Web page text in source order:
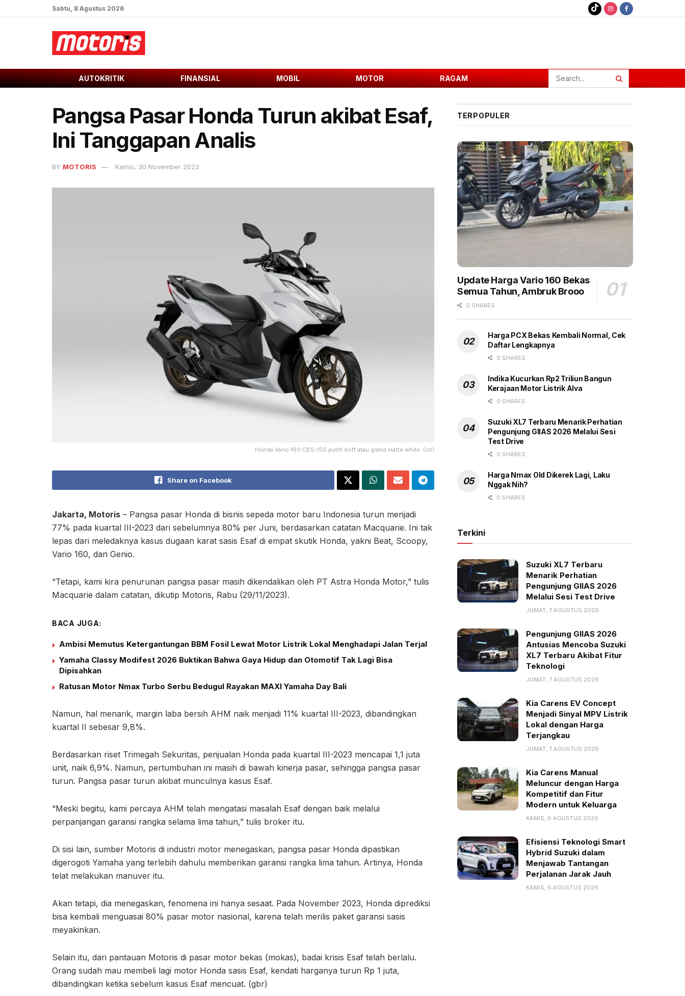
Sabtu, 8 Agustus 2026
AUTOKRITIK FINANSIAL MOBIL MOTOR RAGAM
Pangsa Pasar Honda Turun akibat Esaf,
Ini Tanggapan Analis
BY MOTORIS Kamis, 30 November 2023
Honda Vario 160 CBS-ISS putih doff atau grand matte white. (ist)
Share on Facebook
Jakarta, Motoris – Pangsa pasar Honda di bisnis sepeda motor baru Indonesia turun menjadi
77% pada kuartal III-2023 dari sebelumnya 80% per Juni, berdasarkan catatan Macquarie. Ini tak
lepas dari meledaknya kasus dugaan karat sasis Esaf di empat skutik Honda, yakni Beat, Scoopy,
Vario 160, dan Genio.
“Tetapi, kami kira penurunan pangsa pasar masih dikendalikan oleh PT Astra Honda Motor,” tulis
Macquarie dalam catatan, dikutip Motoris, Rabu (29/11/2023).
BACA JUGA:
Ambisi Memutus Ketergantungan BBM Fosil Lewat Motor Listrik Lokal Menghadapi Jalan Terjal
Yamaha Classy Modifest 2026 Buktikan Bahwa Gaya Hidup dan Otomotif Tak Lagi Bisa
Dipisahkan
Ratusan Motor Nmax Turbo Serbu Bedugul Rayakan MAXI Yamaha Day Bali
Namun, hal menarik, margin laba bersih AHM naik menjadi 11% kuartal III-2023, dibandingkan
kuartal II sebesar 9,8%.
Berdasarkan riset Trimegah Sekuritas, penjualan Honda pada kuartal III-2023 mencapai 1,1 juta
unit, naik 6,9%. Namun, pertumbuhan ini masih di bawah kinerja pasar, sehingga pangsa pasar
turun. Pangsa pasar turun akibat munculnya kasus Esaf.
“Meski begitu, kami percaya AHM telah mengatasi masalah Esaf dengan baik melalui
perpanjangan garansi rangka selama lima tahun,” tulis broker itu.
Di sisi lain, sumber Motoris di industri motor menegaskan, pangsa pasar Honda dipastikan
digerogoti Yamaha yang terlebih dahulu memberikan garansi rangka lima tahun. Artinya, Honda
telat melakukan manuver itu.
Akan tetapi, dia menegaskan, fenomena ini hanya sesaat. Pada November 2023, Honda diprediksi
bisa kembali menguasai 80% pasar motor nasional, karena telah merilis paket garansi sasis
meyakinkan.
Selain itu, dari pantauan Motoris di pasar motor bekas (mokas), badai krisis Esaf telah berlalu.
Orang sudah mau membeli lagi motor Honda sasis Esaf, kendati harganya turun Rp 1 juta,
dibandingkan ketika sebelum kasus Esaf mencuat. (gbr)
TERPOPULER
Update Harga Vario 160 Bekas
Semua Tahun, Ambruk Brooo
0 SHARES
Harga PCX Bekas Kembali Normal, Cek
Daftar Lengkapnya
0 SHARES
Indika Kucurkan Rp2 Triliun Bangun
Kerajaan Motor Listrik Alva
0 SHARES
Suzuki XL7 Terbaru Menarik Perhatian
Pengunjung GIIAS 2026 Melalui Sesi
Test Drive
0 SHARES
Harga Nmax Old Dikerek Lagi, Laku
Nggak Nih?
0 SHARES
Terkini
Suzuki XL7 Terbaru
Menarik Perhatian
Pengunjung GIIAS 2026
Melalui Sesi Test Drive
JUMAT, 7 AGUSTUS 2026
Pengunjung GIIAS 2026
Antusias Mencoba Suzuki
XL7 Terbaru Akibat Fitur
Teknologi
JUMAT, 7 AGUSTUS 2026
Kia Carens EV Concept
Menjadi Sinyal MPV Listrik
Lokal dengan Harga
Terjangkau
JUMAT, 7 AGUSTUS 2026
Kia Carens Manual
Meluncur dengan Harga
Kompetitif dan Fitur
Modern untuk Keluarga
KAMIS, 6 AGUSTUS 2026
Efisiensi Teknologi Smart
Hybrid Suzuki dalam
Menjawab Tantangan
Perjalanan Jarak Jauh
KAMIS, 6 AGUSTUS 2026